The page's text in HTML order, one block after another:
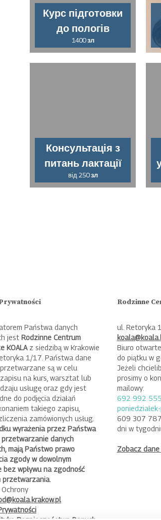
Курс підготовки
до пологів
1400зл
Консультація з
питань лактації
від 250зл
Państwa danych
jest Rodzinne Centrum
KOALAz siedzibą w Krakowie
1/17. Państwa dane
są w celu
na kurs, warsztat lub
usługę oraz gdy jest
do podjęcia działań
takiego zapisu,
zamówionych usług.
wyrażenia przez Państwa
danych
mają Państwo prawo
zgody w dowolnym
bez wpływu na zgodność
przetwarzania.
Rodzinne
ul. Retoryka
Biuro
do piątku w
Jeżeli
prosimy o
mailowy:
692 992
609 307
dni w
Zobacz